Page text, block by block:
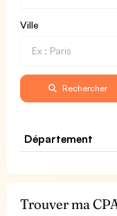
Ville
Rechercher
Département
Trouver ma